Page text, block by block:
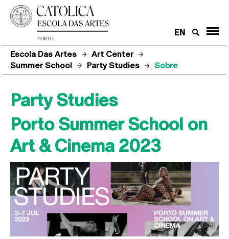
EN
Escola Das Artes
Art Center
Summer School
Party Studies Sobre
Party Studies
Porto Summer School on
Art & Cinema 2023